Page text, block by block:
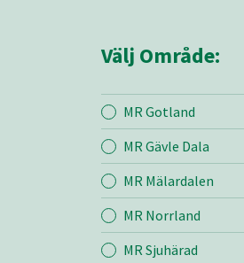
Mina sidor
MR Sverige
Välj Område:
MR Gotland
MR Gävle Dala
MR Mälardalen
MR Norrland
MR Sjuhärad